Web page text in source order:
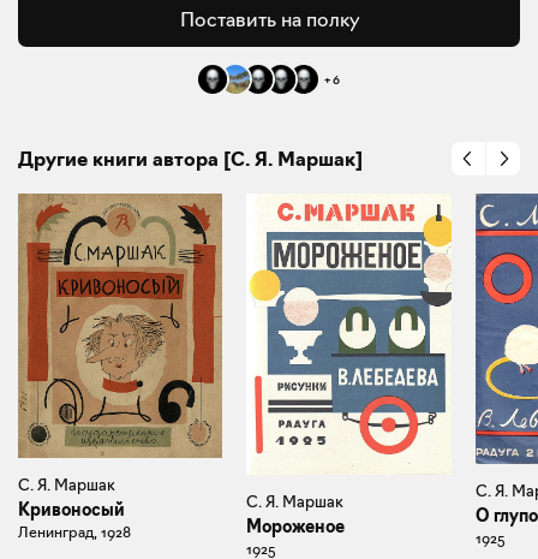
Поставить на полку
+6
Другие книги автора [С. Я. Маршак]
С. Я. Маршак
Кривоносый
Ленинград, 1928
С. Я. Маршак
Мороженое
1925
С. Я.
О
1925